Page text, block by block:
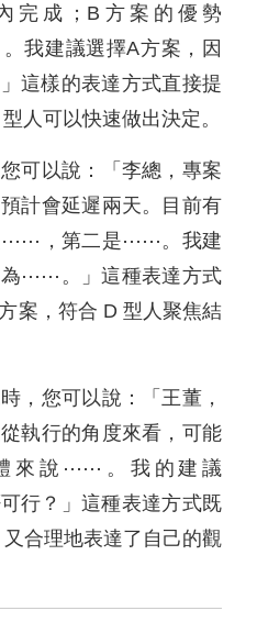
完成；B方案的優勢
我建議選擇A方案，因
這樣的表達方式直接提
人可以快速做出決定。
可以說：「李總，專案
計會延遲兩天。目前有
⋯⋯，第二是⋯⋯。我建
為⋯⋯。」這種表達方式
案，符合 D 型人聚焦結
，您可以說：「王董，
執行的角度來看，可能
來說⋯⋯。我的建議
行？」這種表達方式既
合理地表達了自己的觀